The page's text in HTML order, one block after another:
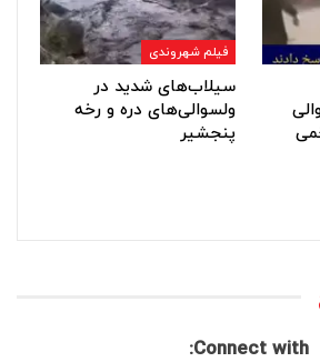
فیلم شهروندی
سیلاب‌های شدید در
ولسوالی‌های دره و رخه
پنجشیر
Connect with: